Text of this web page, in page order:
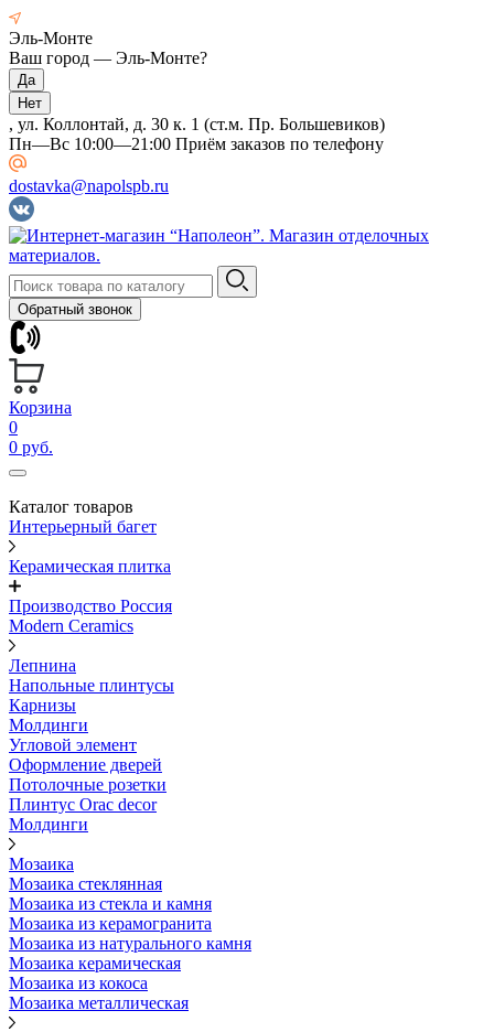
Эль-Монте
Ваш город — Эль-Монте?
, ул. Коллонтай, д. 30 к. 1 (ст.м. Пр. Большевиков)
Пн—Вс 10:00—21:00 Приём заказов по телефону
dostavka@napolspb.ru
Обратный звонок
Корзина
0
0 руб.
Каталог товаров
Интерьерный багет
Керамическая плитка
Производство Россия
Modern Ceramics
Лепнина
Напольные плинтусы
Карнизы
Молдинги
Угловой элемент
Оформление дверей
Потолочные розетки
Плинтус Orac decor
Молдинги
Мозаика
Мозаика стеклянная
Мозаика из стекла и камня
Мозаика из керамогранита
Мозаика из натурального камня
Мозаика керамическая
Мозаика из кокоса
Мозаика металлическая